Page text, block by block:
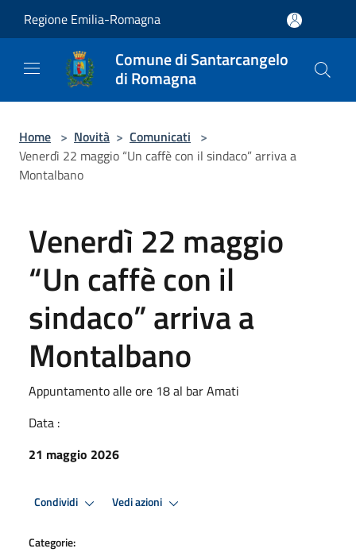
Regione Emilia-Romagna
Comune di Santarcangelo
di Romagna
Home > Novità > Comunicati >
Venerdì 22 maggio “Un caffè con il sindaco” arriva a
Montalbano
Venerdì 22 maggio
“Un caffè con il
sindaco” arriva a
Montalbano
Appuntamento alle ore 18 al bar Amati
Data :
21 maggio 2026
Condividi Vedi azioni
Categorie: